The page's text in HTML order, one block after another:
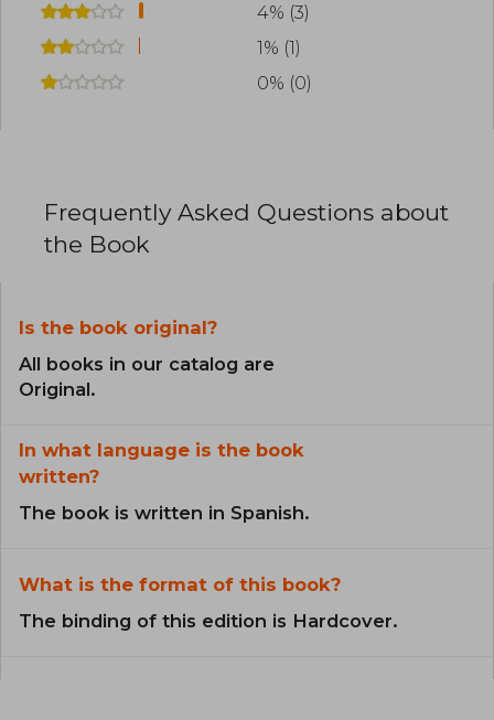
4% (3)
1% (1)
0% (0)
Frequently Asked Questions about
the Book
Is the book original?
All books in our catalog are
Original.
In what language is the book
written?
The book is written in Spanish.
What is the format of this book?
The binding of this edition is Hardcover.